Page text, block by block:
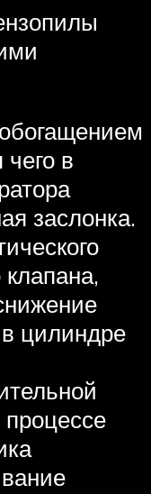
в
заслонка.
цилиндре